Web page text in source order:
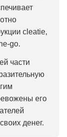
cleatie,
go.
части
его
денег.